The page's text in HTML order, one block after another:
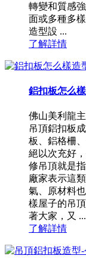
轉變和質感
面或多種多
造型設 ...
了解詳情
鋁扣板怎么
佛山美利龍
吊頂鋁扣板
板、鋁格柵
絕以次充好
修吊頂就是
廠家表示這
氣、原材料
樣屋子的吊
著大家，又 ...
了解詳情